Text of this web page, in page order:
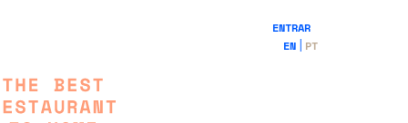
ENTRAR
EN
PT